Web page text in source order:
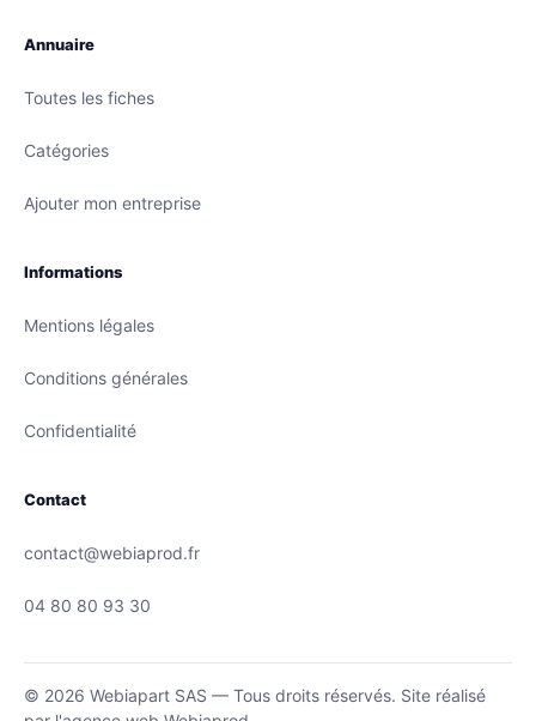
Annuaire
Toutes les fiches
Catégories
Ajouter mon entreprise
Informations
Mentions légales
Conditions générales
Confidentialité
Contact
contact@webiaprod.fr
04 80 80 93 30
© 2026 Webiapart SAS — Tous droits réservés. Site réalisé